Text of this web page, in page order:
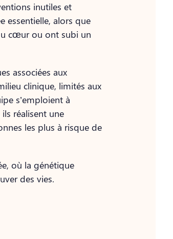
inutiles et
essentielle, alors que
cœur ou ont subi un
associées aux
clinique, limités aux
s’emploient à
réalisent une
les plus à risque de
où la génétique
des vies.